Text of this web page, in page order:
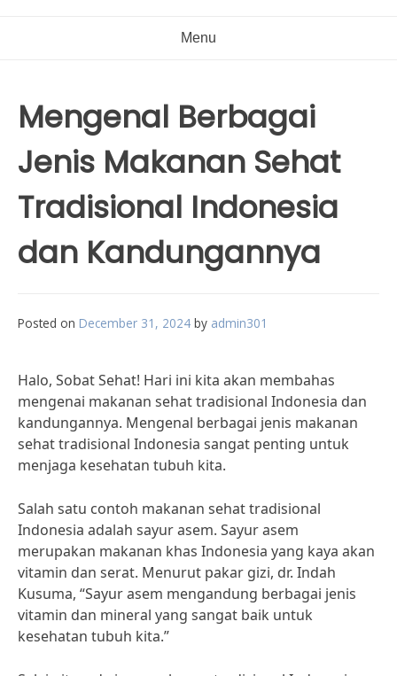
Menu
Mengenal Berbagai
Jenis Makanan Sehat
Tradisional Indonesia
dan Kandungannya
Posted on December 31, 2024 by admin301
Halo, Sobat Sehat! Hari ini kita akan membahas
mengenai makanan sehat tradisional Indonesia dan
kandungannya. Mengenal berbagai jenis makanan
sehat tradisional Indonesia sangat penting untuk
menjaga kesehatan tubuh kita.
Salah satu contoh makanan sehat tradisional
Indonesia adalah sayur asem. Sayur asem
merupakan makanan khas Indonesia yang kaya akan
vitamin dan serat. Menurut pakar gizi, dr. Indah
Kusuma, “Sayur asem mengandung berbagai jenis
vitamin dan mineral yang sangat baik untuk
kesehatan tubuh kita.”